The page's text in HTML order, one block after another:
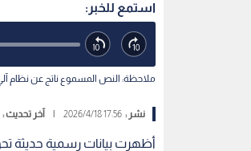
استمع للخبر:
ملاحظة: النص المسموع ناتج عن نظام
نشر :17:56 2026/4/18 آخر تحديث
أظهرت بيانات رسمية حديثة